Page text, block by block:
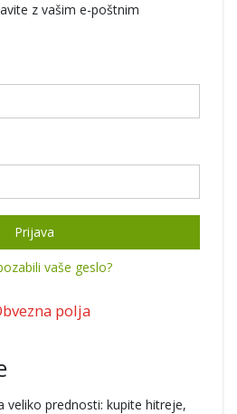
z vašim e-poštnim
Prijava
vaše geslo?
veliko prednosti: kupite hitreje,